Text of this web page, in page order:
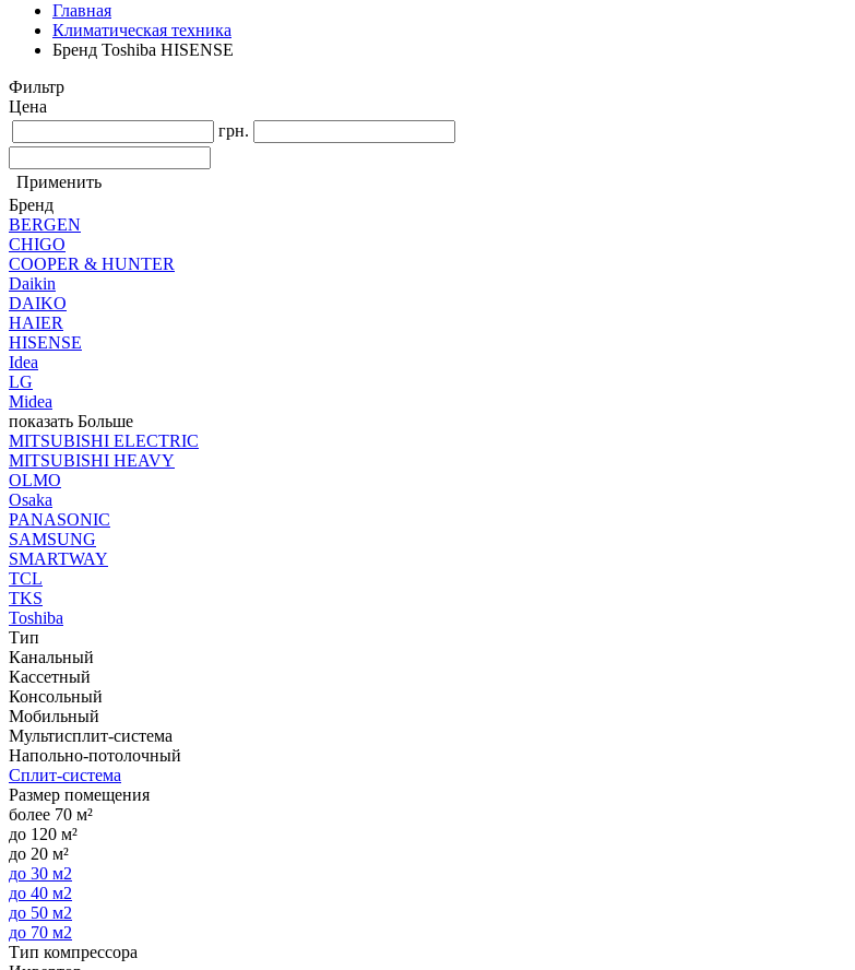
Главная
Климатическая техника
Бренд Toshiba HISENSE
Фильтр
Цена
грн.
Применить
Бренд
BERGEN
CHIGO
COOPER & HUNTER
Daikin
DAIKO
HAIER
HISENSE
Idea
LG
Midea
показать Больше
MITSUBISHI ELECTRIC
MITSUBISHI HEAVY
OLMO
Osaka
PANASONIC
SAMSUNG
SMARTWAY
TCL
TKS
Toshiba
Тип
Канальный
Кассетный
Консольный
Мобильный
Мультисплит-система
Напольно-потолочный
Сплит-система
Размер помещения
более 70 м²
до 120 м²
до 20 м²
до 30 м2
до 40 м2
до 50 м2
до 70 м2
Тип компрессора